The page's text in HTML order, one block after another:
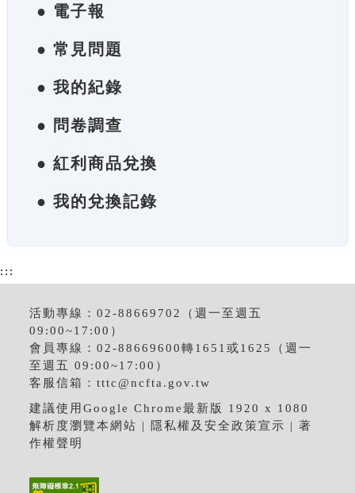
● 電子報
● 常見問題
● 我的紀錄
● 問卷調查
● 紅利商品兌換
● 我的兌換記錄
:::
活動專線：02-88669702（週一至週五
09:00~17:00）
會員專線：02-88669600轉1651或1625（週一
至週五 09:00~17:00）
客服信箱：tttc@ncfta.gov.tw
建議使用Google Chrome最新版 1920 x 1080
解析度瀏覽本網站 | 隱私權及安全政策宣示 |著
作權聲明